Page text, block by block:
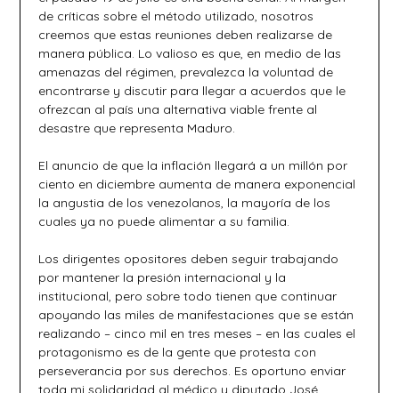
de críticas sobre el método utilizado, nosotros
creemos que estas reuniones deben realizarse de
manera pública. Lo valioso es que, en medio de las
amenazas del régimen, prevalezca la voluntad de
encontrarse y discutir para llegar a acuerdos que le
ofrezcan al país una alternativa viable frente al
desastre que representa Maduro.
El anuncio de que la inflación llegará a un millón por
ciento en diciembre aumenta de manera exponencial
la angustia de los venezolanos, la mayoría de los
cuales ya no puede alimentar a su familia.
Los dirigentes opositores deben seguir trabajando
por mantener la presión internacional y la
institucional, pero sobre todo tienen que continuar
apoyando las miles de manifestaciones que se están
realizando – cinco mil en tres meses – en las cuales el
protagonismo es de la gente que protesta con
perseverancia por sus derechos. Es oportuno enviar
toda mi solidaridad al médico y diputado José